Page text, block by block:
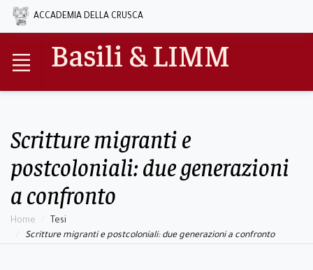
ACCADEMIA DELLA CRUSCA
Basili & LIMM
Scritture migranti e
postcoloniali: due generazioni
a confronto
Home
Tesi
Scritture migranti e postcoloniali: due generazioni a confronto